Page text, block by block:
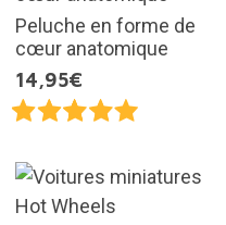
Peluche en forme de
cœur anatomique
14,95€